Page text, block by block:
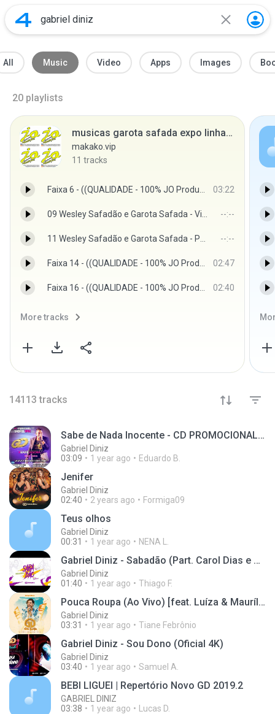
All Music Video Apps Images
20 playlists
musicas garota safada expo linhares
makako.vip
11 tracks
Faixa 6 - ((QUALIDADE - 100% JO Produções)) 03:22
09 Wesley Safadão e Garota Safada - Vida mais ou menos.mp3 --:--
11 Wesley Safadão e Garota Safada - Poderosa.mp3 --:--
Faixa 14 - ((QUALIDADE - 100% JO Produções)) 02:47
Faixa 16 - ((QUALIDADE - 100% JO Produções)) 02:40
More tracks
14113 tracks
Sabe de Nada Inocente - CD PROMOCIONAL MAIO/2014
Gabriel Diniz
03:09
1 year ago Eduardo B.
Jenifer
Gabriel Diniz
02:40
2 years ago Formiga09
Teus olhos
Gabriel Diniz
00:31
1 year ago NENA L.
Gabriel Diniz - Sabadão (Part. Carol Dias e Wendy Tavares) - HD
Gabriel Diniz
01:40
1 year ago Thiago F.
Pouca Roupa (Ao Vivo) [feat. Luíza & Maurílio]
Gabriel Diniz
03:31
1 year ago Tiane Febrônio
Gabriel Diniz - Sou Dono (Oficial 4K)
Gabriel Diniz
03:40
1 year ago Samuel A.
BEBI LIGUEI | Repertório Novo GD 2019.2
GABRIEL DINIZ
03:38
1 year ago Lucas D.